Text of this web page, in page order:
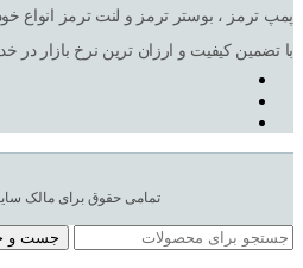
پمپ ترمز ، بوستر ترمز و لنت ترمز انواع
با تضمین کیفیت و ارزان ترین نرخ بازار
تمامی حقوق برای مالک
جست و